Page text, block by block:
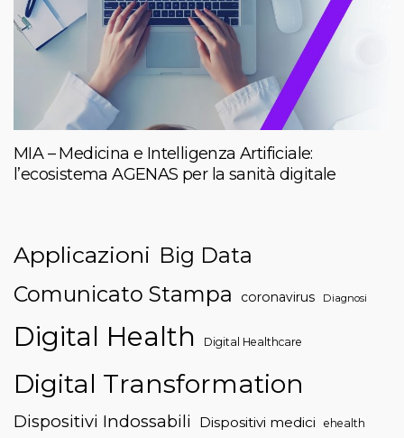
MIA – Medicina e Intelligenza Artificiale:
l’ecosistema AGENAS per la sanità digitale
Applicazioni Big Data
Comunicato Stampa
coronavirus Diagnosi
Digital Health Digital Healthcare
Digital Transformation
Dispositivi Indossabili Dispositivi medici ehealth